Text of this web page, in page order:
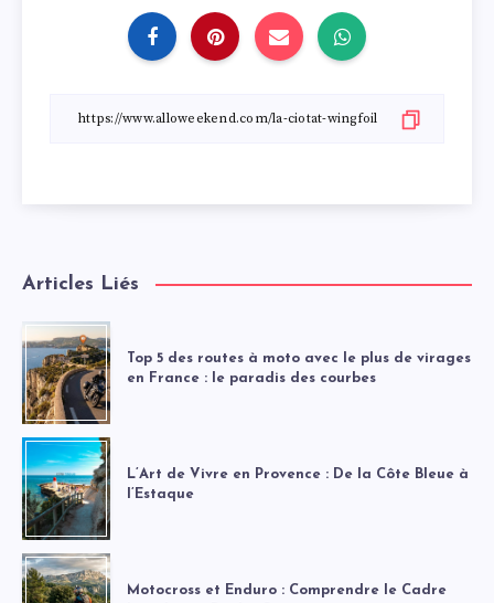
Articles Liés
Top 5 des routes à moto avec le plus de virages
en France : le paradis des courbes
L’Art de Vivre en Provence : De la Côte Bleue à
l’Estaque
Motocross et Enduro : Comprendre le Cadre